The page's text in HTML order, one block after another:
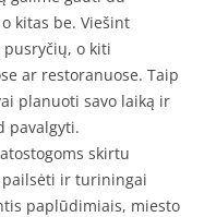
kitas be. Viešint
pusryčių, o kiti
ar restoranuose. Taip
planuoti savo laiką ir
pavalgyti.
skirtu
pailsėti ir turiningai
paplūdimiais, miesto